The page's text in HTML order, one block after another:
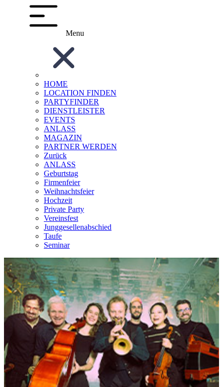
Menu
HOME
LOCATION FINDEN
PARTYFINDER
DIENSTLEISTER
EVENTS
ANLASS
MAGAZIN
PARTNER WERDEN
Zurück
ANLASS
Geburtstag
Firmenfeier
Weihnachtsfeier
Hochzeit
Private Party
Vereinsfest
Junggesellenabschied
Taufe
Seminar